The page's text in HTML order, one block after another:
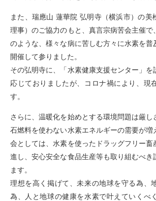
また、瑞應山 蓮華院 弘明寺（横浜市）の美
理事）のご協力のもと、真言宗病苦会主催で
のような、様々な病に苦しむ方々に水素を普
開催して参りました。
その弘明寺に、「水素健康支援センター」を
応じておりましたが、コロナ禍により、現
す。
さらに、温暖化を始めとする環境問題は厳
石燃料を使わない水素エネルギーの需要が増
会としては、水素を使ったドラッグフリー畜
進し、安心安全な食品生産等も取り組むべき
ます。
理想を高く掲げて、未来の地球を守る為、
為、人と地球の健康を水素で叶えていくべ